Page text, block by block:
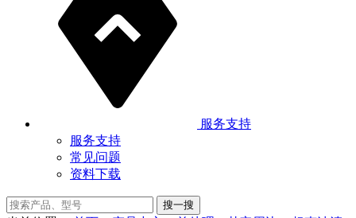
服务支持
服务支持
常见问题
资料下载